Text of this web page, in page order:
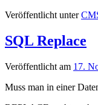
Veröffentlicht unter
SQL Replace
Veröffentlicht am 17.
Muss man in einer